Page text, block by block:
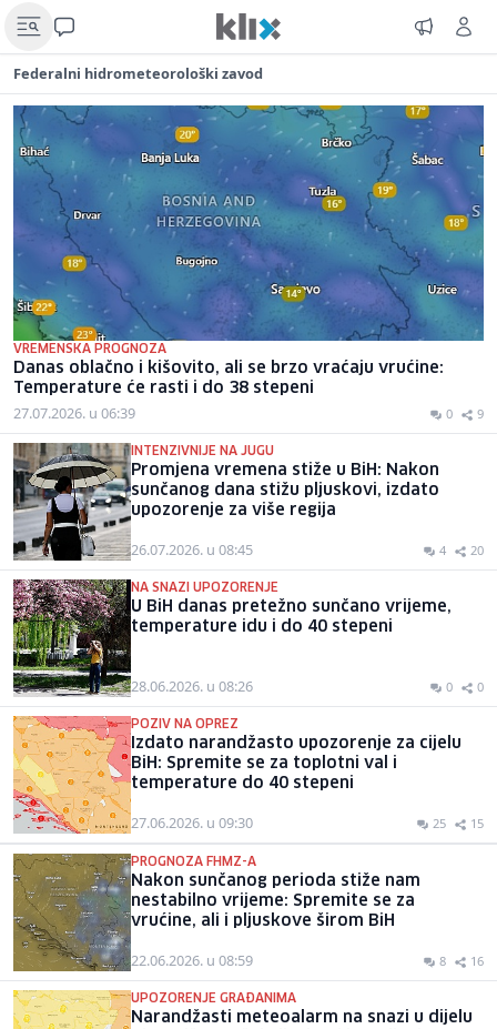
Federalni hidrometeorološki zavod
VREMENSKA PROGNOZA
Danas oblačno i kišovito, ali se brzo vraćaju vrućine:
Temperature će rasti i do 38 stepeni
27.07.2026. u 06:39 0 9
INTENZIVNIJE NA JUGU
Promjena vremena stiže u BiH: Nakon
sunčanog dana stižu pljuskovi, izdato
upozorenje za više regija
26.07.2026. u 08:45 4 20
NA SNAZI UPOZORENJE
U BiH danas pretežno sunčano vrijeme,
temperature idu i do 40 stepeni
28.06.2026. u 08:26 0 0
POZIV NA OPREZ
Izdato narandžasto upozorenje za cijelu
BiH: Spremite se za toplotni val i
temperature do 40 stepeni
27.06.2026. u 09:30 25 15
PROGNOZA FHMZ-A
Nakon sunčanog perioda stiže nam
nestabilno vrijeme: Spremite se za
vrućine, ali i pljuskove širom BiH
22.06.2026. u 08:59 8 16
UPOZORENJE GRAĐANIMA
Narandžasti meteoalarm na snazi u dijelu